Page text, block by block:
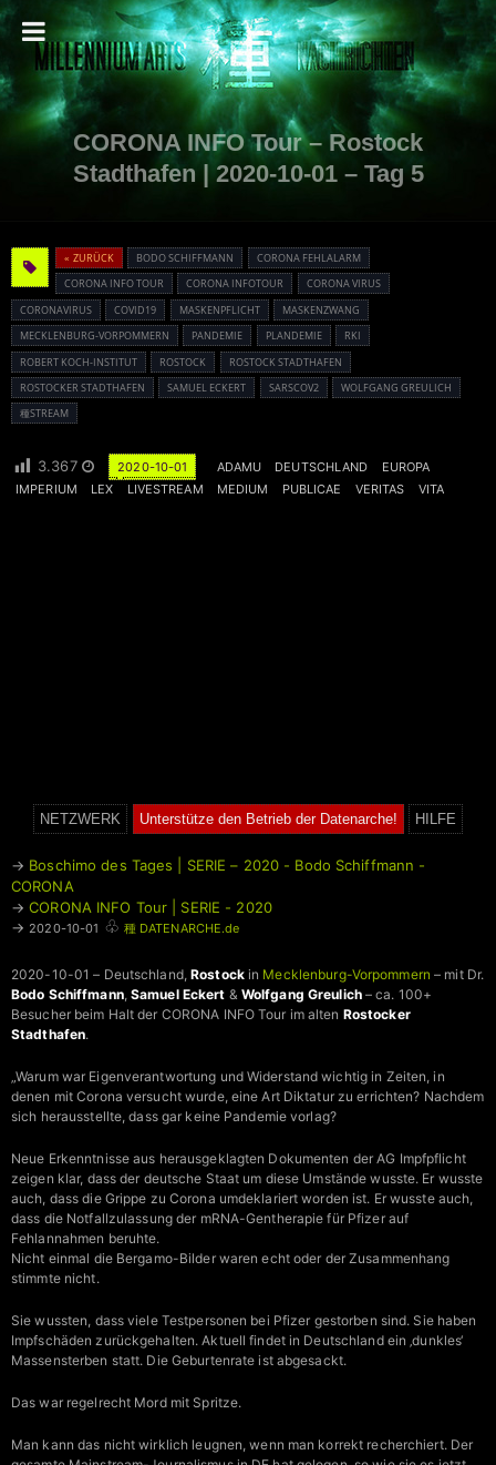
CORONA INFO Tour – Rostock
Stadthafen | 2020-10-01 – Tag 5
« ZURÜCK BODO SCHIFFMANN
CORONA FEHLALARM
CORONA INFO TOUR
CORONA INFOTOUR
CORONA VIRUS
CORONAVIRUS
COVID19 MASKENPFLICHT
MASKENZWANG
MECKLENBURG-VORPOMMERN
PANDEMIE PLANDEMIE
RKI
ROBERT KOCH-INSTITUT
ROSTOCK
ROSTOCK STADTHAFEN
ROSTOCKER STADTHAFEN
SAMUEL ECKERT SARSCOV2
WOLFGANG GREULICH
種STREAM
3.367 2020-10-01 ADAMU DEUTSCHLAND
EUROPA
IMPERIUM
LEX LIVESTREAM MEDIUM PUBLICAE VERITAS VITA
NETZWERK Unterstütze den Betrieb der Datenarche! HILFE
→ Boschimo des Tages | SERIE – 2020 - Bodo Schiffmann -
CORONA
→CORONA INFO Tour | SERIE - 2020
→ 2020-10-01 ♧ 種 DATENARCHE.de
2020-10-01 – Deutschland,Rostockin Mecklenburg-Vorpommern – mit Dr.
Bodo Schiffmann, Samuel Eckert & Wolfgang Greulich– ca. 100+
Besucher beim Halt der CORONA INFO Tour im alten Rostocker
Stadthafen.
„Warum war Eigenverantwortung und Widerstand wichtig in Zeiten, in
denen mit Corona versucht wurde, eine Art Diktatur zu errichten? Nachdem
sich herausstellte, dass gar keine Pandemie vorlag?
Neue Erkenntnisse aus herausgeklagten Dokumenten der AG Impfpflicht
zeigen klar, dass der deutsche Staat um diese Umstände wusste. Er wusste
auch, dass die Grippe zu Corona umdeklariert worden ist. Er wusste auch,
dass die Notfallzulassung der mRNA-Gentherapie für Pfizer auf
Fehlannahmen beruhte.
Nicht einmal die Bergamo-Bilder waren echt oder der Zusammenhang
stimmte nicht.
Sie wussten, dass viele Testpersonen bei Pfizer gestorben sind. Sie haben
Impfschäden zurückgehalten. Aktuell findet in Deutschland ein ‚dunkles‘
Massensterben statt. Die Geburtenrate ist abgesackt.
Das war regelrecht Mord mit Spritze.
Man kann das nicht wirklich leugnen, wenn man korrekt recherchiert. Der